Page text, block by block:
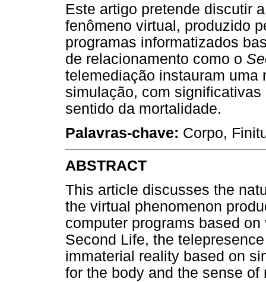
Este artigo pretende discutir
fenômeno virtual, produzido
programas informatizados
de relacionamento como o
telemediação instauram uma
simulação, com
sentido da mortalidade.
Palavras-chave: Corpo,
ABSTRACT
This article discusses the
the virtual phenomenon
computer programs based
Second Life, the
immaterial reality based on
for the body and the sense of